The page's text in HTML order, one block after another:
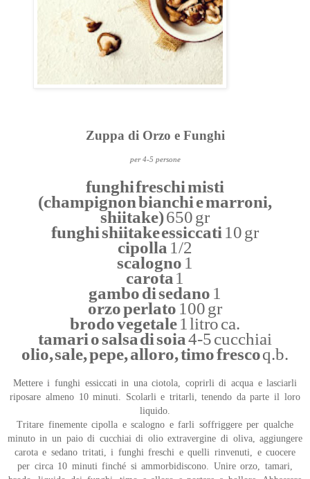
Zuppa di Orzo e Funghi
per 4-5 persone
funghi freschi misti
(champignon bianchi e marroni,
shiitake)650 gr
funghi shiitake essiccati 10 gr
cipolla 1/2
scalogno 1
carota 1
gambo di sedano 1
orzo perlato 100 gr
brodo vegetale1 litro ca.
tamari o salsa di soia4-5 cucchiai
olio, sale, pepe, alloro, timo frescoq.b.
Mettere i funghi essiccati in una ciotola, coprirli di acqua e lasciarli
riposare almeno 10 minuti. Scolarli e tritarli, tenendo da parte il loro
liquido.
Tritare finemente cipolla e scalogno e farli soffriggere per qualche
minuto in un paio di cucchiai di olio extravergine di oliva, aggiungere
carota e sedano tritati, i funghi freschi e quelli rinvenuti, e cuocere
per circa 10 minuti finché si ammorbidiscono. Unire orzo, tamari,